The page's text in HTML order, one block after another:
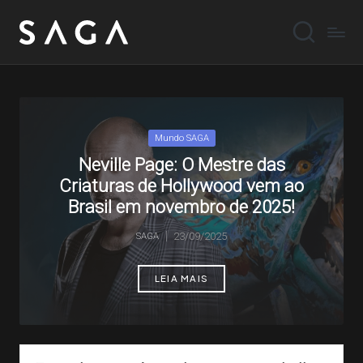
Posted
in
Mundo SAGA
Neville Page: O Mestre das
Criaturas de Hollywood vem ao
Brasil em novembro de 2025!
Posted
by
SAGA 23/09/2025
LEIA MAIS